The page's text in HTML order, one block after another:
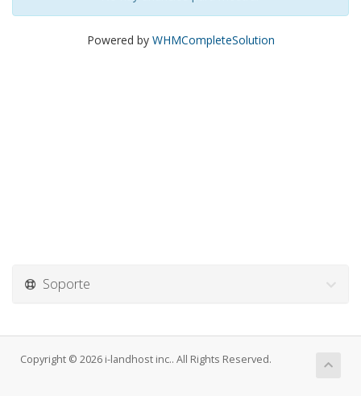
Powered by WHMCompleteSolution
Soporte
Copyright © 2026 i-landhost inc.. All Rights Reserved.